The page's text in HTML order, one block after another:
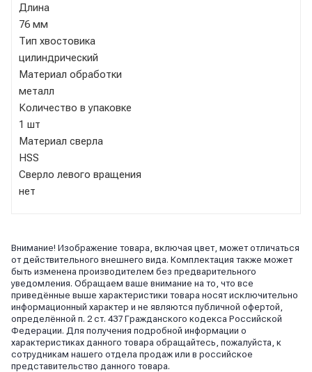
Длина
76 мм
Тип хвостовика
цилиндрический
Материал обработки
металл
Количество в упаковке
1 шт
Материал сверла
HSS
Сверло левого вращения
нет
Внимание! Изображение товара, включая цвет, может отличаться
от действительного внешнего вида. Комплектация также может
быть изменена производителем без предварительного
уведомления. Обращаем ваше внимание на то, что все
приведённые выше характеристики товара носят исключительно
информационный характер и не являются публичной офертой,
определённой п. 2 ст. 437 Гражданского кодекса Российской
Федерации. Для получения подробной информации о
характеристиках данного товара обращайтесь, пожалуйста, к
сотрудникам нашего отдела продаж или в российское
представительство данного товара.